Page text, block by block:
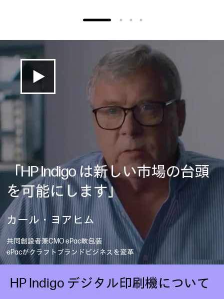
「HP Indigo は新しい市場の台頭
を可能にします」
カール・ヨアヒム
共同創設者兼CMO ePac軟包装
ePacがクラフトブランドビジネスを変革
HP Indigo デジタル印刷機について